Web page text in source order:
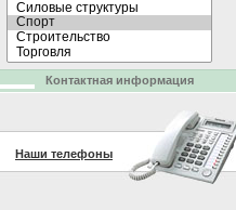
Контактная информация
Наши телефоны